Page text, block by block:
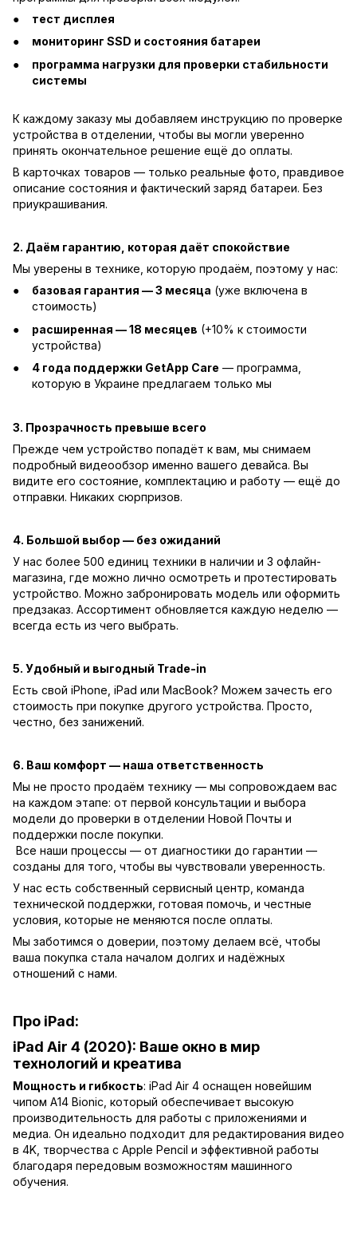
тест дисплея
мониторинг SSD и состояния батареи
программа нагрузки для проверки стабильности
системы
К каждому заказу мы добавляем инструкцию по проверке
устройства в отделении, чтобы вы могли уверенно
принять окончательное решение ещё до оплаты.
В карточках товаров — только реальные фото, правдивое
описание состояния и фактический заряд батареи. Без
приукрашивания.
2. Даём гарантию, которая даёт спокойствие
Мы уверены в технике, которую продаём, поэтому у нас:
базовая гарантия — 3 месяца (уже включена в
стоимость)
расширенная — 18 месяцев (+10% к стоимости
устройства)
4 года поддержки GetApp Care — программа,
которую в Украине предлагаем только мы
3. Прозрачность превыше всего
Прежде чем устройство попадёт к вам, мы снимаем
подробный видеообзор именно вашего девайса. Вы
видите его состояние, комплектацию и работу — ещё до
отправки. Никаких сюрпризов.
4. Большой выбор — без ожиданий
У нас более 500 единиц техники в наличии и 3 офлайн-
магазина, где можно лично осмотреть и протестировать
устройство. Можно забронировать модель или оформить
предзаказ. Ассортимент обновляется каждую неделю —
всегда есть из чего выбрать.
5. Удобный и выгодный Trade-in
Есть свой iPhone, iPad или MacBook? Можем зачесть его
стоимость при покупке другого устройства. Просто,
честно, без занижений.
6. Ваш комфорт — наша ответственность
Мы не просто продаём технику — мы сопровождаем вас
на каждом этапе: от первой консультации и выбора
модели до проверки в отделении Новой Почты и
поддержки после покупки.
Все наши процессы — от диагностики до гарантии —
созданы для того, чтобы вы чувствовали уверенность.
У нас есть собственный сервисный центр, команда
технической поддержки, готовая помочь, и честные
условия, которые не меняются после оплаты.
Мы заботимся о доверии, поэтому делаем всё, чтобы
ваша покупка стала началом долгих и надёжных
отношений с нами.
Про iPad:
iPad Air 4 (2020): Ваше окно в мир
технологий и креатива
Мощность и гибкость: iPad Air 4 оснащен новейшим
чипом A14 Bionic, который обеспечивает высокую
производительность для работы с приложениями и
медиа. Он идеально подходит для редактирования видео
в 4K, творчества с Apple Pencil и эффективной работы
благодаря передовым возможностям машинного
обучения.